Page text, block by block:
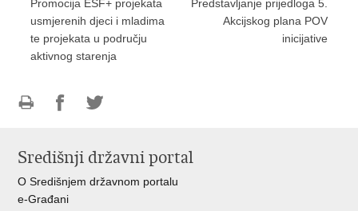
Promocija ESF+ projekata
usmjerenih djeci i mladima
te projekata u području
aktivnog starenja
Predstavljanje prijedloga 5.
Akcijskog plana POV
inicijative
FacebookuTwitteru
Središnji državni portal
O Središnjem državnom portalu
e-Građani